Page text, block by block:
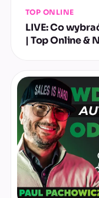
TOP ONLINE
LIVE: Co
| Top Online &